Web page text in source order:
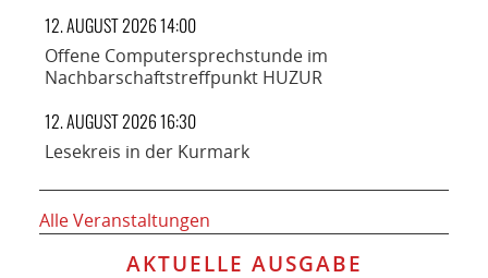
12. AUGUST 2026 14:00
Offene Computersprechstunde im
Nachbarschaftstreffpunkt HUZUR
12. AUGUST 2026 16:30
Lesekreis in der Kurmark
Alle Veranstaltungen
AKTUELLE AUSGABE